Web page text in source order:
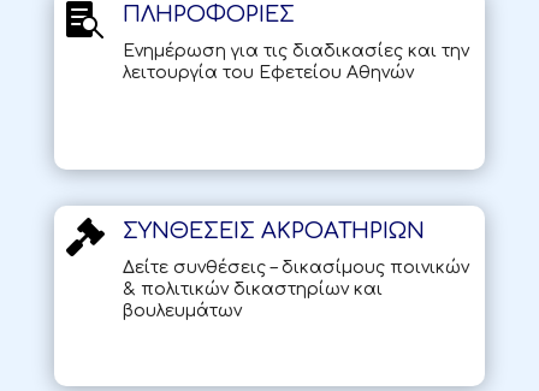
 ΠΛΗΡΟΦΟΡΙΕΣ
Ενημέρωση για τις διαδικασίες και την
λειτουργία του Εφετείου Αθηνών
 ΣΥΝΘΕΣΕΙΣ ΑΚΡΟΑΤΗΡΙΩΝ
Δείτε συνθέσεις – δικασίμους ποινικών
& πολιτικών δικαστηρίων και
βουλευμάτων